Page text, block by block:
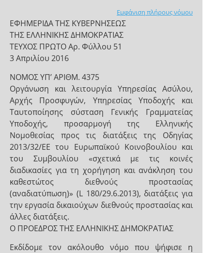
Εμφάνιση πλήρους νόμου
ΕΦΗΜΕΡΙΔΑ ΤΗΣ ΚΥΒΕΡΝΗΣΕΩΣ
ΤΗΣ ΕΛΛΗΝΙΚΗΣ ΔΗΜΟΚΡΑΤΙΑΣ
ΤΕΥΧΟΣ ΠΡΩΤΟ Αρ. Φύλλου 51
3 Απριλίου 2016
ΝΟΜΟΣ ΥΠ’ ΑΡΙΘΜ. 4375
Οργάνωση και λειτουργία Υπηρεσίας Ασύλου,
Αρχής Προσφυγών, Υπηρεσίας Υποδοχής και
Ταυτοποίησης σύσταση Γενικής Γραμματείας
Υποδοχής, προσαρμογή της Ελληνικής
Νομοθεσίας προς τις διατάξεις της Οδηγίας
2013/32/ΕΕ του Ευρωπαϊκού Κοινοβουλίου και
του Συμβουλίου «σχετικά με τις κοινές
διαδικασίες για τη χορήγηση και ανάκληση του
καθεστώτος διεθνούς προστασίας
(αναδιατύπωση)» (L 180/29.6.2013), διατάξεις για
την εργασία δικαιούχων διεθνούς προστασίας και
άλλες διατάξεις.
Ο ΠΡΟΕΔΡΟΣ ΤΗΣ ΕΛΛΗΝΙΚΗΣ ΔΗΜΟΚΡΑΤΙΑΣ
Εκδίδομε τον ακόλουθο νόμο που ψήφισε η